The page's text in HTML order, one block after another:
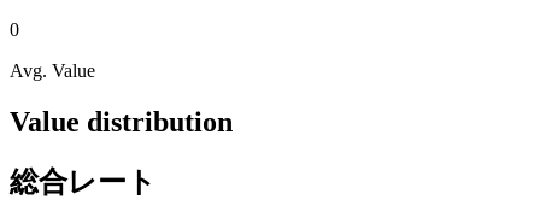
0
Avg. Value
Value distribution
総合レート